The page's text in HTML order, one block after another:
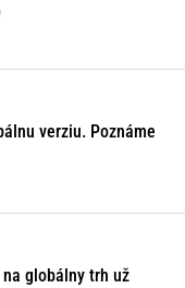
verziu. Poznáme
globálny trh už